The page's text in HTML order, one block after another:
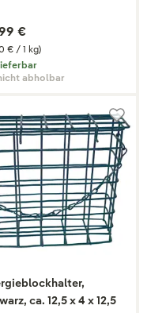
€ / 1 kg)
€
abholbar
ca. 12,5 x 4 x 12,5